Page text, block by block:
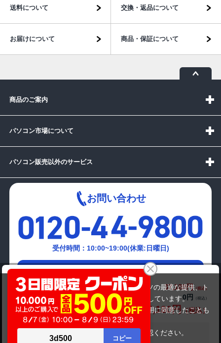
商品価格(税込) 37,180円
40,480円
オプション小計価格(税込)
0円
商品合計価格(税込)
37,180円
在庫がありません
送料について 交換・返品について
お届けについて 商品・保証について
商品のご案内
パソコン市場について
パソコン販売以外のサービス
お問い合わせ
受付時間：10:00~19:00(休業:日曜日)
メールでの
お問い合わせはこちら
当サイトでは利用体験の向上およびコンテンツの最適な提供、ト
ラフィックの分析を目的としてCookieを使用しています。
サイトの閲覧を継続された場合、Cookieの利用に同意したことも
のといたします。
をご確認ください。